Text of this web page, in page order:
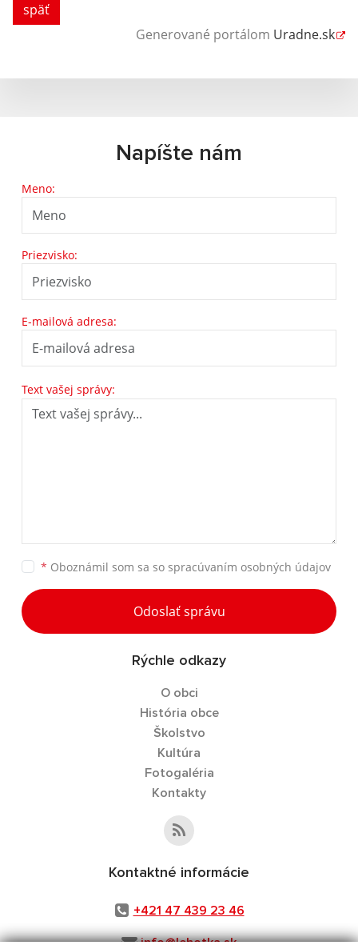
späť
Generované portálom Uradne.sk
Napíšte nám
Meno:
Priezvisko:
E-mailová adresa:
Text vašej správy:
* Oboznámil som sa so spracúvaním osobných údajov
Odoslať správu
Rýchle odkazy
O obci
História obce
Školstvo
Kultúra
Fotogaléria
Kontakty
Kontaktné informácie
+421 47 439 23 46